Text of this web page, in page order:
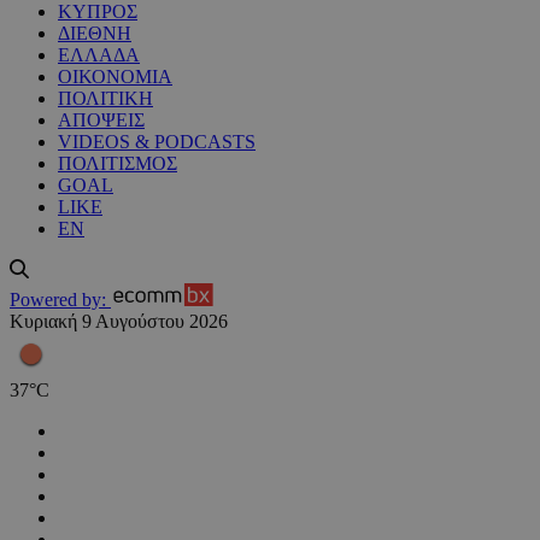
ΚΥΠΡΟΣ
ΔΙΕΘΝΗ
ΕΛΛΑΔΑ
ΟΙΚΟΝΟΜΙΑ
ΠΟΛΙΤΙΚΗ
ΑΠΟΨΕΙΣ
VIDEOS & PODCASTS
ΠΟΛΙΤΙΣΜΟΣ
GOAL
LIKE
EN
Powered by:
Κυριακή 9 Αυγούστου 2026
37°C